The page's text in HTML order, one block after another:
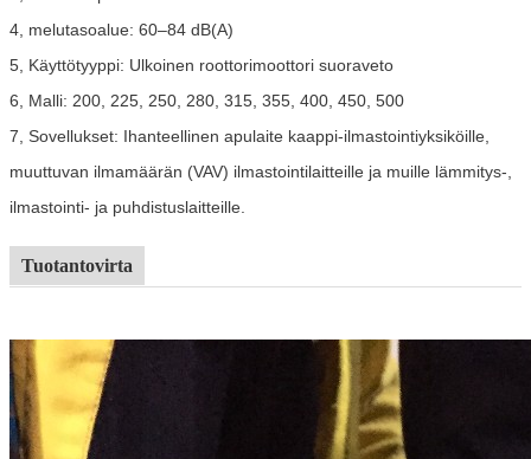
4, melutasoalue: 60–84 dB(A)
5, Käyttötyyppi: Ulkoinen roottorimoottori suoraveto
6, Malli: 200, 225, 250, 280, 315, 355, 400, 450, 500
7, Sovellukset: Ihanteellinen apulaite kaappi-ilmastointiyksiköille,
muuttuvan ilmamäärän (VAV) ilmastointilaitteille ja muille lämmitys-,
ilmastointi- ja puhdistuslaitteille.
Tuotantovirta